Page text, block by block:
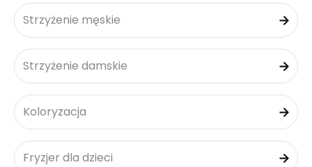
Strzyżenie męskie
Strzyżenie damskie
Koloryzacja
Fryzjer dla dzieci